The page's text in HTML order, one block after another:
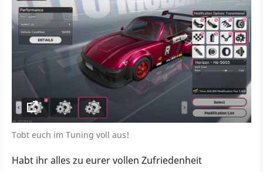
Tobt euch im Tuning voll aus!
Habt ihr alles zu eurer vollen Zufriedenheit